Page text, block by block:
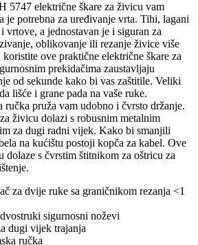
5747 električne škare za živicu vam
je potrebna za uređivanje vrta. Tihi, lagani
vrtove, a jednostavan je i siguran za
oblikovanje ili rezanje živice više
ove praktične električne škare za
prekidačima zaustavljaju
od sekunde kako bi vas zaštitile. Veliki
lišće i grane pada na vaše ruke.
ručka pruža vam udobno i čvrsto držanje.
živicu dolazi s robusnim metalnim
za dugi radni vijek. Kako bi smanjili
na kućištu postoji kopča za kabel. Ove
dolaze s čvrstim štitnikom za oštricu za
za dvije ruke sa graničnikom rezanja <1
sigurnosni noževi
dugi vijek trajanja
ručka